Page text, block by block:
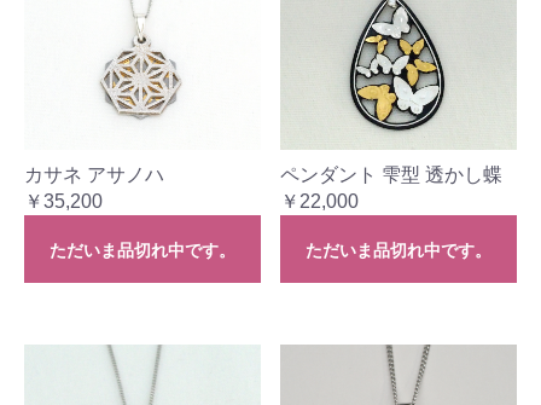
カサネ アサノハ
￥35,200
ただいま品切れ中です。
ペンダント 雫型 透かし蝶
￥22,000
ただいま品切れ中です。